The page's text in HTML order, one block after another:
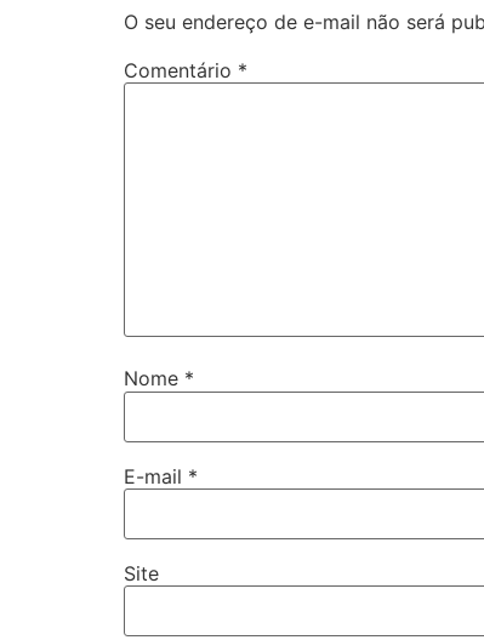
O seu endereço de e-mail não será
Comentário *
Nome *
E-mail *
Site